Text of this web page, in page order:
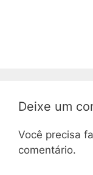
Deixe um
Você precisa
comentário.